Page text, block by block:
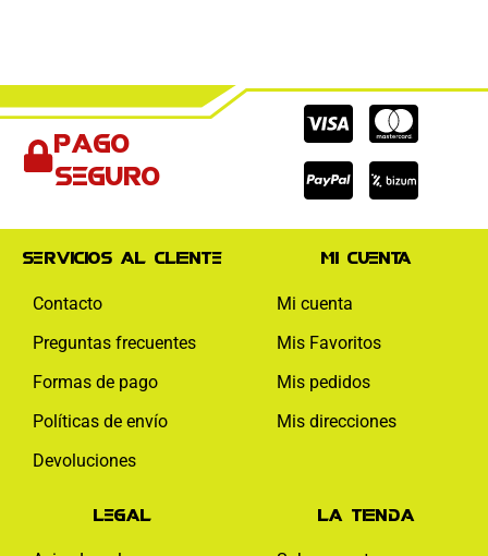
Pago
seguro
Cc-
visa
Cc-
Cc-
paypal
Servicios al cliente
Contacto
Preguntas frecuentes
Formas de pago
Políticas de envío
Devoluciones
Mi cuenta
Mi cuenta
Mis Favoritos
Mis pedidos
Mis direcciones
Legal La tienda